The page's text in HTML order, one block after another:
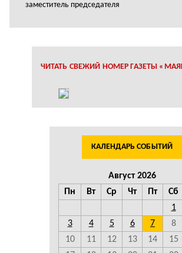
заместитель председателя
ЧИТАТЬ СВЕЖИЙ НОМЕР ГАЗЕТЫ
КАЛЕНДАРЬ СОБЫТИЙ
Август 2026
Пн
Вт Ср Чт Пт Сб
1
3
4 5 6 7 8
10
11 12 13 14 15